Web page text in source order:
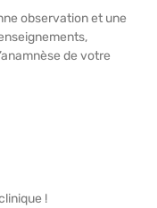
observation et une
de votre
!